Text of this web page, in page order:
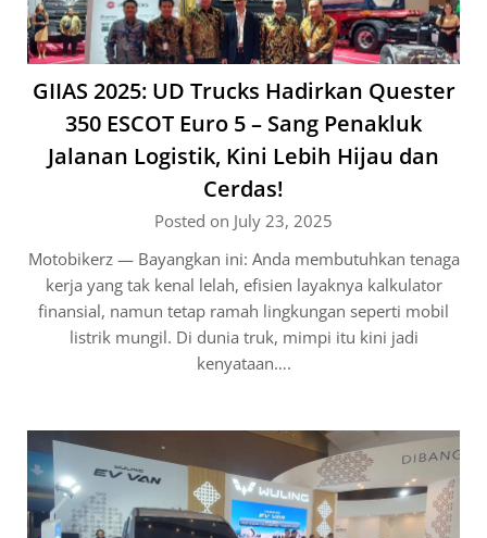
GIIAS 2025: UD Trucks Hadirkan Quester
350 ESCOT Euro 5 – Sang Penakluk
Jalanan Logistik, Kini Lebih Hijau dan
Cerdas!
Posted on July 23, 2025
Motobikerz — Bayangkan ini: Anda membutuhkan tenaga
kerja yang tak kenal lelah, efisien layaknya kalkulator
finansial, namun tetap ramah lingkungan seperti mobil
listrik mungil. Di dunia truk, mimpi itu kini jadi
kenyataan….